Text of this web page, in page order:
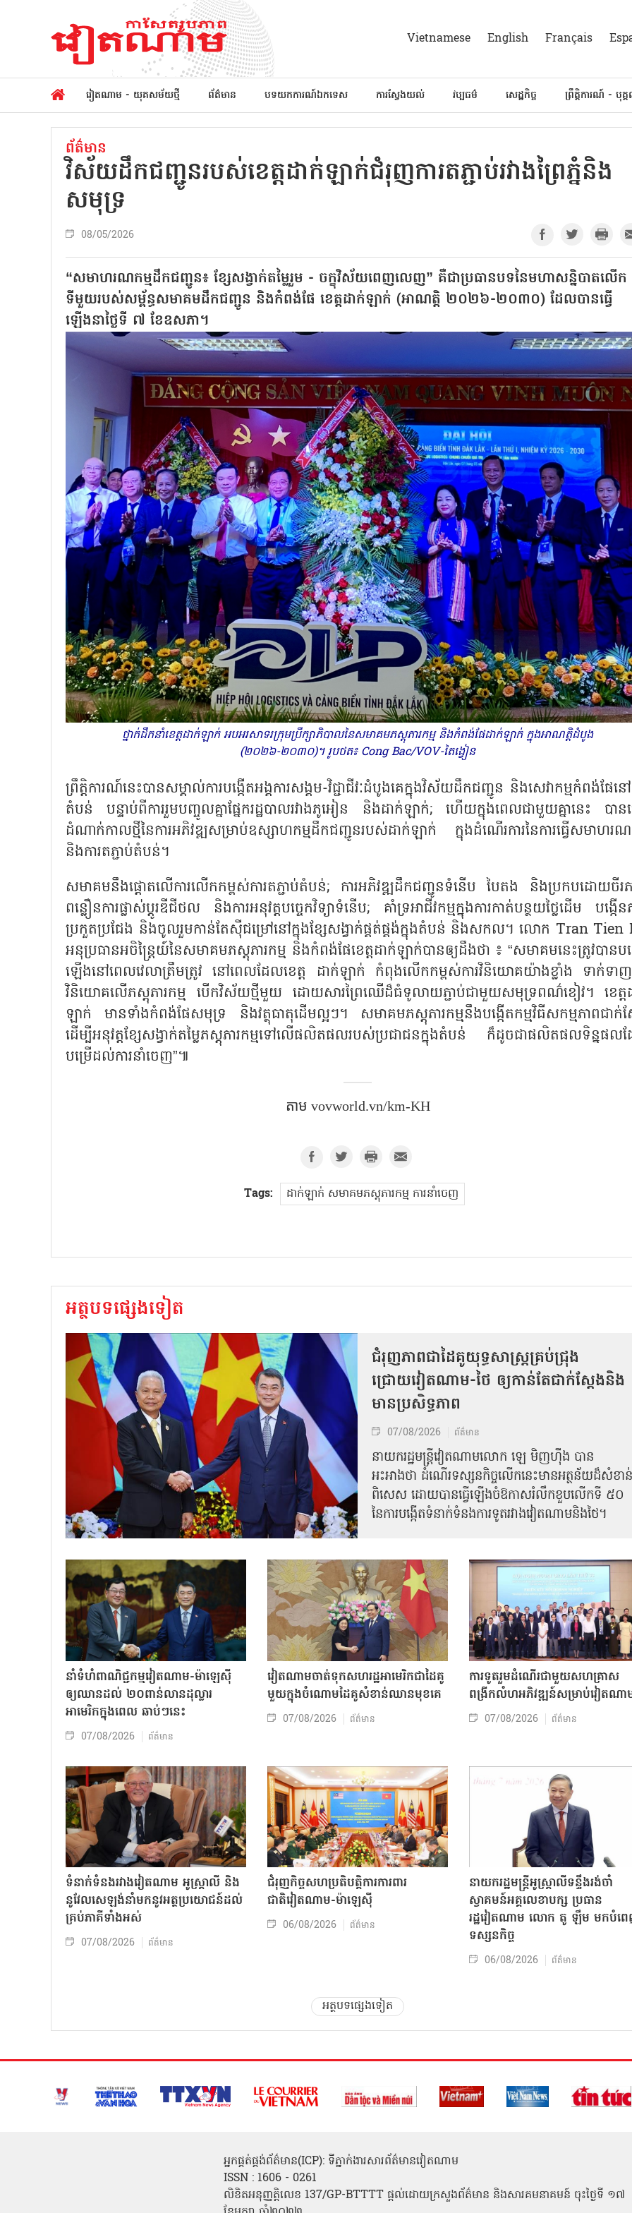
Vietnamese English Français
វៀតណាម - យុគសម័យថ្មី ព័ត៌មាន បទយកការណ៍ឯកទេស ការស្វែងយល់ វប្បធម៌ សេដ្ឋកិច្ច ព្រឹត្តិការណ៍ - បុគ្
ព័ត៌មាន
វិស័យដឹកជញ្ជូនរបស់ខេត្តដាក់ឡាក់ជំរុញការតភ្ជាប់រវាងព្រៃភ្នំនិង
សមុទ្រ
08/05/2026
“សមាហរណកម្មដឹកជញ្ជូន៖ ខ្សែសង្វាក់តម្លៃរួម - ចក្ខុវិស័យពេញលេញ” គឺជាប្រធានបទនៃមហាសន្និបាតលើក
ទីមួយរបស់សម្ព័ន្ធសមាគមដឹកជញ្ជូន និងកំពង់ផែ ខេត្តដាក់ឡាក់ (អាណត្តិ ២០២៦-២០៣០) ដែលបានធ្វើ
ឡើងនាថ្ងៃទី ៧ ខែឧសភា។
ថ្នាក់ដឹកនាំខេត្តដាក់ឡាក់ អបអរសាទរក្រុមប្រឹក្សាភិបាលនៃសមាគមភស្តុភារកម្ម និងកំពង់ផែដាក់ឡាក់ ក្នុងអាណត្តិដំបូង
(២០២៦-២០៣០)។ រូបថត៖ Cong Bac/VOV-តៃង្វៀន
ព្រឹត្តិការណ៍នេះបានសម្គាល់ការបង្កើតអង្គការសង្គម-វិជ្ជាជីវៈដំបូងគេក្នុងវិស័យដឹកជញ្ជូន និងសេវាកម្មកំពង់ផែន
តំបន់ បន្ទាប់ពីការរួមបញ្ចូលគ្នាផ្នែករដ្ឋបាលរវាងភូអៀន និងដាក់ឡាក់; ហើយក្នុងពេលជាមួយគ្នានេះ បាន
ដំណាក់កាលថ្មីនៃការអភិវឌ្ឍសម្រាប់ឧស្សាហកម្មដឹកជញ្ជូនរបស់ដាក់ឡាក់ ក្នុងដំណើរការនៃការធ្វើសមាហរណ
និងការតភ្ជាប់តំបន់។
សមាគមនឹងផ្តោតលើការលើកកម្ពស់ការតភ្ជាប់តំបន់; ការអភិវឌ្ឍដឹកជញ្ជូនទំនើប បៃតង និងប្រកបដោយចីរ
ពន្លឿនការផ្លាស់ប្តូរឌីជីថល និងការអនុវត្តបច្ចេកវិទ្យាទំនើប; គាំទ្រអាជីវកម្មក្នុងការកាត់បន្ថយថ្លៃដើម បង្កើ
ប្រកួតប្រជែង និងចូលរួមកាន់តែស៊ីជម្រៅនៅក្នុងខ្សែសង្វាក់ផ្គត់ផ្គង់ក្នុងតំបន់ និងសកល។ លោក Tran Tien
អនុប្រធានអចិន្ត្រៃយ៍នៃសមាគមភស្តុភារកម្ម និងកំពង់ផែខេត្តដាក់ឡាក់បានឲ្យដឹងថា ៖ “សមាគមនេះត្រូវបានបង្
ឡើងនៅពេលវេលាត្រឹមត្រូវ នៅពេលដែលខេត្ត ដាក់ឡាក់ កំពុងលើកកម្ពស់ការវិនិយោគយ៉ាងខ្លាំង ទាក់ទាញ
វិនិយោគលើភស្តុភារកម្ម បើកវិស័យថ្មីមួយ ដោយសារព្រៃឈើដ៏ធំទូលាយភ្ជាប់ជាមួយសមុទ្រពណ៌ខៀវ។ ខេត្ត
ឡាក់ មានទាំងកំពង់ផែសមុទ្រ និងវត្ថុធាតុដើមល្អៗ។ សមាគមភស្តុភារកម្មនឹងបង្កើតកម្មវិធីសកម្មភាពជាក់ស្
ដើម្បីអនុវត្តខ្សែសង្វាក់តម្លៃភស្តុភារកម្មទៅលើផលិតផលរបស់ប្រជាជនក្នុងតំបន់ ក៏ដូចជាផលិតផលទិន្នផល
បម្រើដល់ការនាំចេញ”៕
តាម vovworld.vn/km-KH
Tags: ដាក់ឡាក់ សមាគមភស្តុភារកម្ម ការនាំចេញ
អត្ថបទផ្សេងទៀត
ជំរុញភាពជាដៃគូយុទ្ធសាស្ត្រគ្រប់ជ្រុង
ជ្រោយវៀតណាម-ថៃ ឲ្យកាន់តែជាក់ស្ដែងនិង
មានប្រសិទ្ធភាព
07/08/2026 ព័ត៌មាន
នាយករដ្ឋមន្ត្រីវៀតណាមលោក ឡេ មិញហ៊ឹង បាន
អះអាងថា ដំណើរទស្សនកិច្ចលើកនេះមានអត្ថន័យដ៏សំខាន់
ពិសេស ដោយបានធ្វើឡើងចំឱកាសរំលឹកខួបលើកទី ៥០
នៃការបង្កើតទំនាក់ទំនងការទូតរវាងវៀតណាមនិងថៃ។
នាំទំហំពាណិជ្ជកម្មវៀតណាម-ម៉ាឡេស៊ី
ឲ្យឈានដល់ ២០ពាន់លានដុល្លារ
អាមេរិកក្នុងពេល ឆាប់ៗនេះ
07/08/2026 ព័ត៌មាន
វៀតណាមចាត់ទុកសហរដ្ឋអាមេរិកជាដៃគូ
មួយក្នុងចំណោមដៃគូសំខាន់ឈានមុខគេ
07/08/2026 ព័ត៌មាន
ការទូតរួមដំណើរជាមួយសហគ្រាស
ពង្រីកលំហអភិវឌ្ឍន៍សម្រាប់វៀតណា
07/08/2026 ព័ត៌មាន
ទំនាក់ទំនងរវាងវៀតណាម អូស្ត្រាលី និង
នូវែលសេឡង់នាំមកនូវអត្ថប្រយោជន៍ដល់
គ្រប់ភាគីទាំងអស់
07/08/2026 ព័ត៌មាន
ជំរុញកិច្ចសហប្រតិបត្តិការការពារ
ជាតិវៀតណាម-ម៉ាឡេស៊ី
06/08/2026 ព័ត៌មាន
នាយករដ្ឋមន្ត្រីអូស្ត្រាលីទន្ទឹងរង់ចាំ
ស្វាគមន៍អគ្គលេខាបក្ស ប្រធាន
រដ្ឋវៀតណាម លោក តូ ឡឹម មកបំព
ទស្សនកិច្ច
06/08/2026 ព័ត៌មាន
អត្ថបទផ្សេងទៀត
អ្នកផ្គត់ផ្គង់ព័ត៌មាន(ICP): ទីភ្នាក់ងារសារព័ត៌មានវៀតណាម
ISSN : 1606 - 0261
លិខិតអនុញ្ញត្តិលេខ 137/GP-BTTTT ផ្តល់ដោយក្រសួងព័ត៌មាន និងសារគមនាគមន៍ ចុះថ្ងៃទី ១៧